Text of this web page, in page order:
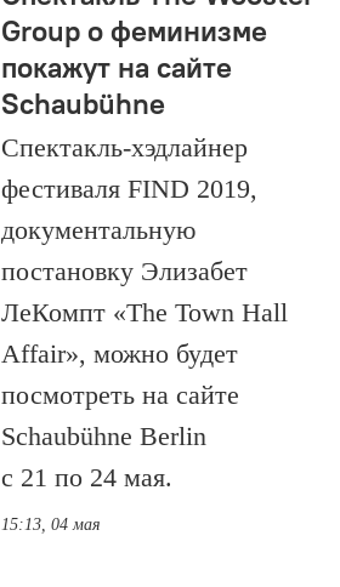
Group о феминизме
покажут на сайте
Schaubühne
Спектакль-хэдлайнер
фестиваля FIND 2019,
документальную
постановку Элизабет
ЛеКомпт «The Town Hall
Affair», можно будет
посмотреть на сайте
Schaubühne Berlin
с 21 по 24 мая.
15:13, 04 мая